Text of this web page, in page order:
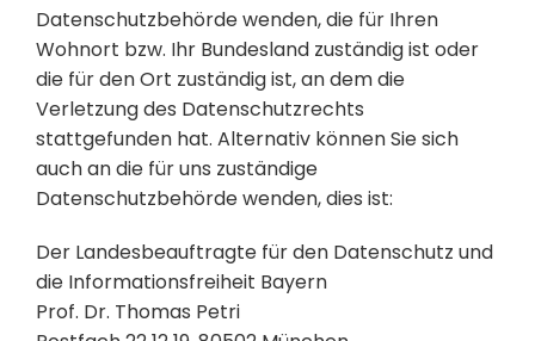
Datenschutzbehörde wenden, die für Ihren
Wohnort bzw. Ihr Bundesland zuständig ist oder
die für den Ort zuständig ist, an dem die
Verletzung des Datenschutzrechts
stattgefunden hat. Alternativ können Sie sich
auch an die für uns zuständige
Datenschutzbehörde wenden, dies ist:
Der Landesbeauftragte für den Datenschutz und
die Informationsfreiheit Bayern
Prof. Dr. Thomas Petri